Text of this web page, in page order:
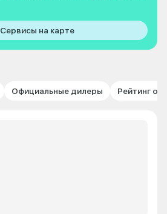
Сервисы на карте
Официальные дилеры Рейтинг